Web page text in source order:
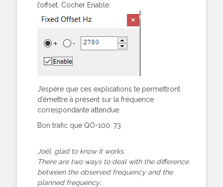
l’offset. Cocher Enable.
J’espère que ces explications te permettront
d’émettre à présent sur la fréquence
correspondante attendue.
Bon trafic que QO-100, 73
Joël, glad to know it works.
There are two ways to deal with the difference
between the observed frequency and the
planned frequency: